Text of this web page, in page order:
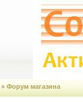
» Форум магазина